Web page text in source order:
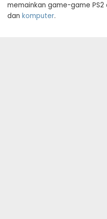
memainkan game-game
dan komputer.